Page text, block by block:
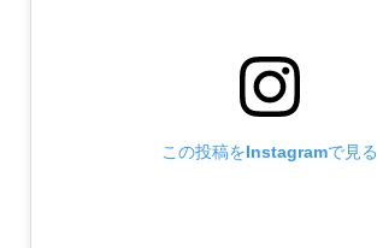
この投稿をInstagramで見る